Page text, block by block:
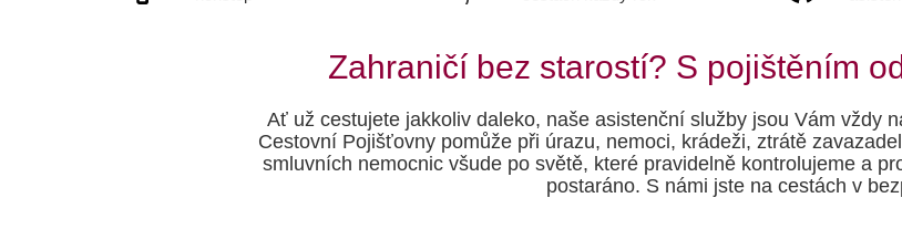
Zahraničí bez starostí? S pojištěním
Ať už cestujete jakkoliv daleko, naše asistenční služby jsou Vám vždy
Cestovní Pojišťovny pomůže při úrazu, nemoci, krádeži, ztrátě
smluvních nemocnic všude po světě, které pravidelně kontrolujeme a
postaráno. S námi jste na cestách v